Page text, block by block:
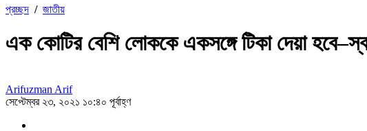
প্রচ্ছদ / জাতীয়
এক কোটির বেশি লোককে একসঙ্গে টিকা দেয়া
Arifuzman Arif
সেপ্টেম্বর ২৩, ২০২১ ১০:৪০ পূর্বাহ্ণ